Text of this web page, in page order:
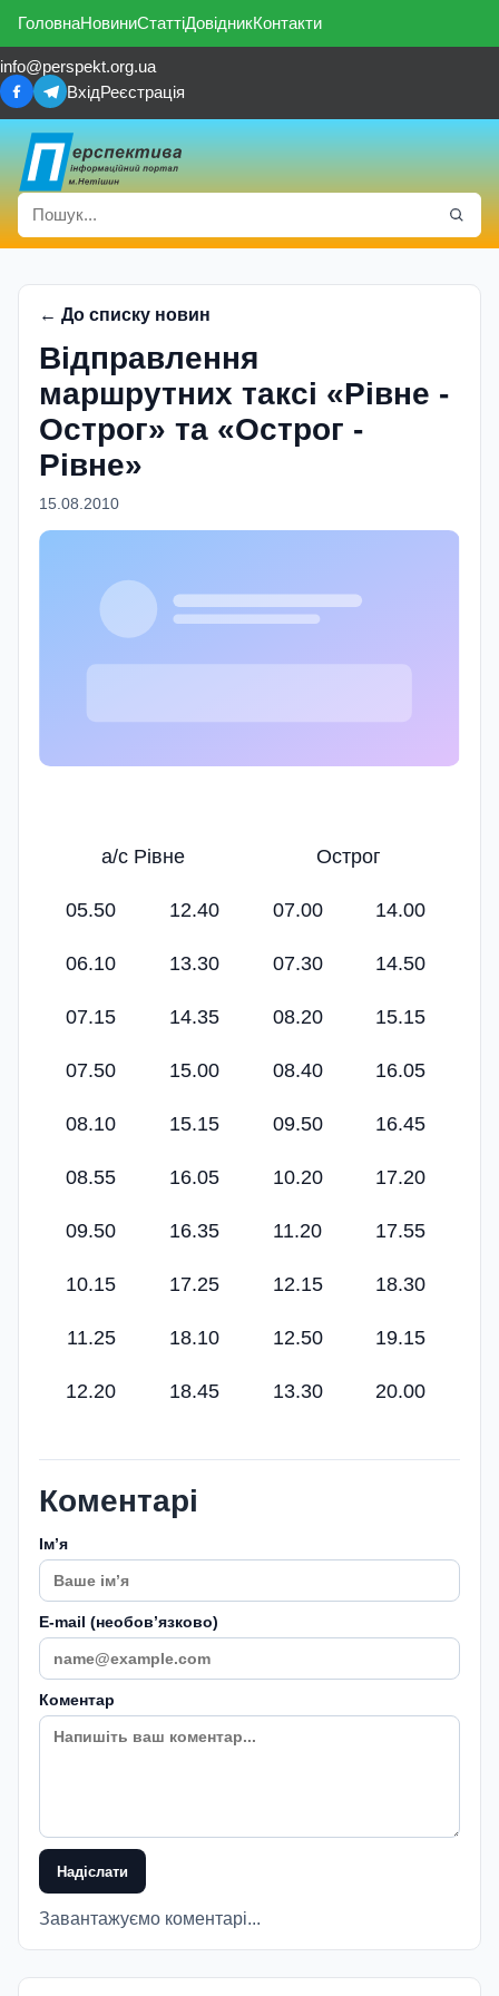
ГоловнаНовиниСтаттіДовідникКонтакти
info@perspekt.org.ua
ВхідРеєстрація
← До списку новин
Відправлення
маршрутних таксі «Рівне -
Острог» та «Острог -
Рівне»
15.08.2010
а/с Рівне Острог
05.50 12.40 07.00 14.00
06.10 13.30 07.30 14.50
07.15 14.35 08.20 15.15
07.50 15.00 08.40 16.05
08.10 15.15 09.50 16.45
08.55 16.05 10.20 17.20
09.50 16.35 11.20 17.55
10.15 17.25 12.15 18.30
11.25 18.10 12.50 19.15
12.20 18.45 13.30 20.00
Коментарі
Імʼя
E-mail (необовʼязково)
Коментар
Надіслати
Завантажуємо коментарі...